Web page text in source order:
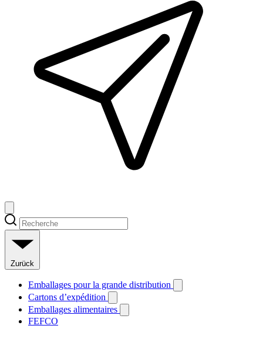
Zurück
Emballages pour la grande distribution
Cartons d’expédition
Emballages alimentaires
FEFCO